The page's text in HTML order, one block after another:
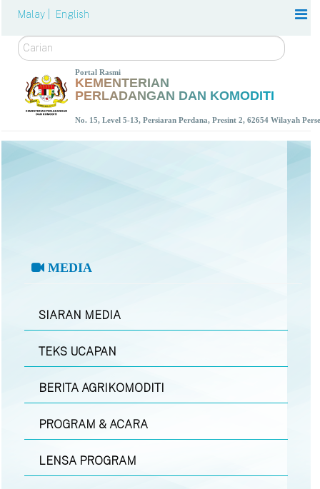
Malay | English
Carian
Portal Rasmi
KEMENTERIAN
PERLADANGAN DAN KOMODITI
No. 15, Level 5-13, Persiaran Perdana, Presint 2, 62654 Wilayah
MEDIA
SIARAN MEDIA
TEKS UCAPAN
BERITA AGRIKOMODITI
PROGRAM & ACARA
LENSA PROGRAM